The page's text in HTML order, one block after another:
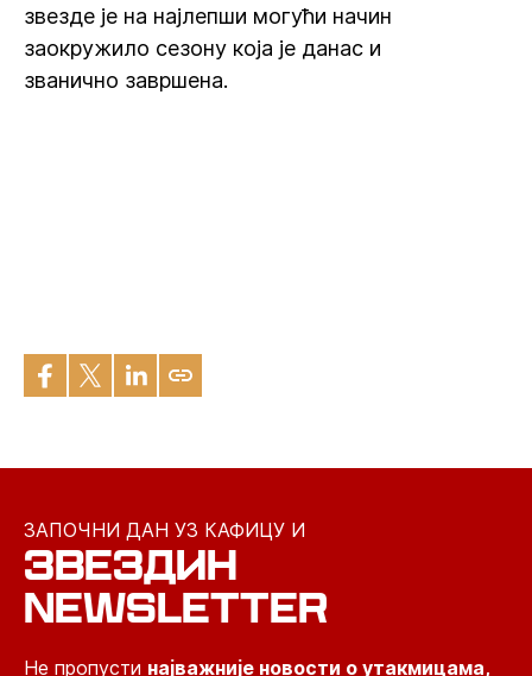
звезде је на најлепши могући начин
заокружило сезону која је данас и
званично завршена.
ЗАПОЧНИ ДАН УЗ КАФИЦУ И
ЗВЕЗДИН
NEWSLETTER
Не пропусти најважније новости о утакмицама,